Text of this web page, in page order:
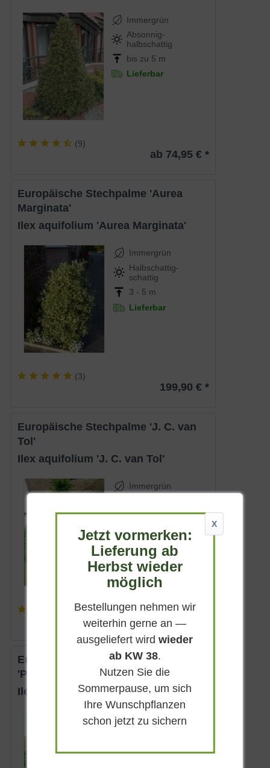
Immergrün
Absonnig-
halbschattig
bis zu 5 m
Lieferbar
(9)
ab 74,95 € *
Europäische Stechpalme 'Aurea
Marginata'
Ilex aquifolium 'Aurea Marginata'
Immergrün
Halbschattig-
schattig
3 - 5 m
Lieferbar
(3)
199,90 € *
Europäische Stechpalme 'J. C. van
Tol'
Ilex aquifolium 'J. C. van Tol'
Immergrün
schattig
Lieferbar
(3)
ab 27,95 € *
Europäische Stechpalme
'Pyramidalis'
Ilex aquifolium 'Pyramidalis'
Immergrün
Halbschattig-
X
Jetzt vormerken:
Lieferung ab
Herbst wieder
möglich
Bestellungen nehmen wir
weiterhin gerne an —
ausgeliefert wirdwieder
ab KW 38.
Nutzen Sie die
Sommerpause, um sich
Ihre Wunschpflanzen
schon jetzt zu sichern